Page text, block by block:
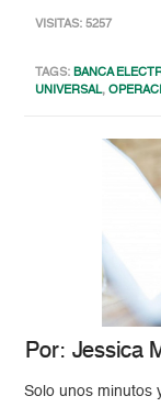
VISITAS: 5257
TAGS:BANCA
UNIVERSAL,
Por: Jessica
Solo unos minutos